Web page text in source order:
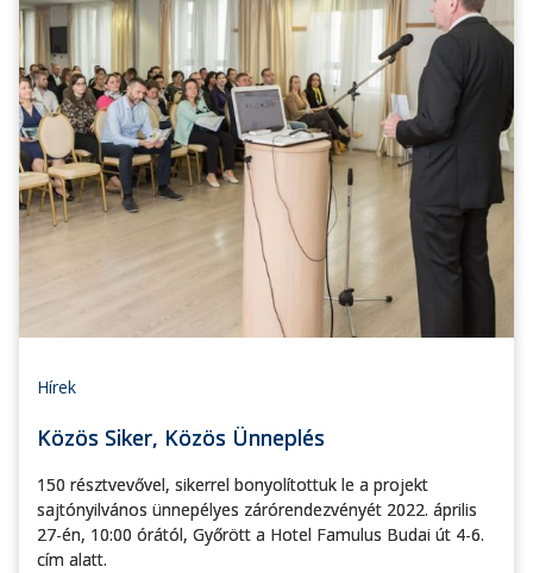
Hírek
Közös Siker, Közös Ünneplés
150 résztvevővel, sikerrel bonyolítottuk le a projekt
sajtónyilvános ünnepélyes zárórendezvényét 2022. április
27-én, 10:00 órától, Győrött a Hotel Famulus Budai út 4-6.
cím alatt.